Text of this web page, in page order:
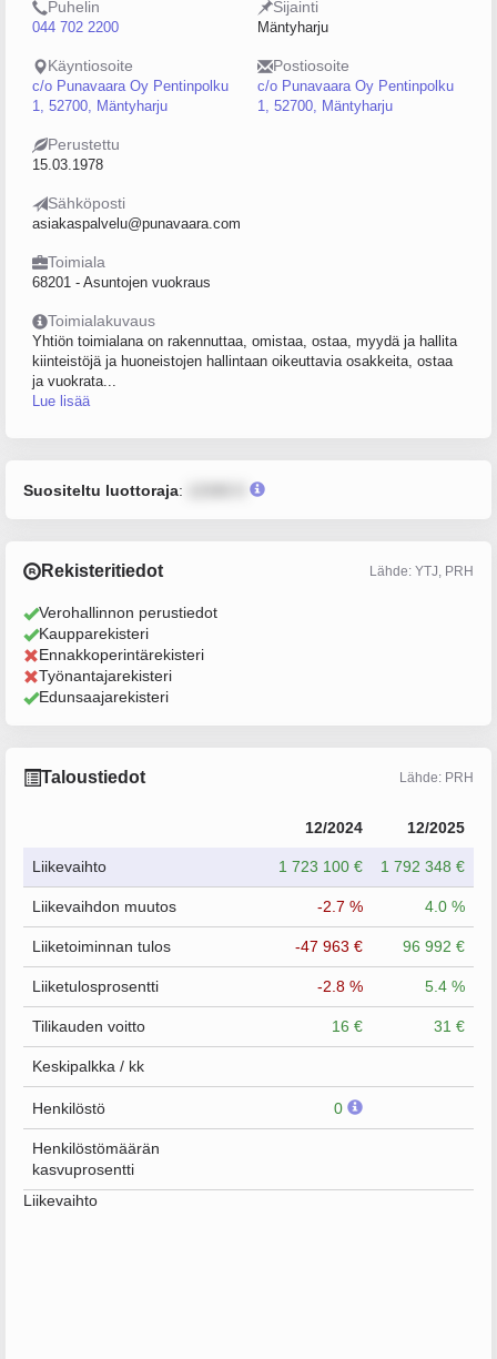
Puhelin
044 702 2200
Sijainti
Mäntyharju
Käyntiosoite
c/o Punavaara Oy Pentinpolku
1, 52700, Mäntyharju
Postiosoite
c/o Punavaara Oy Pentinpolku
1, 52700, Mäntyharju
Perustettu
15.03.1978
Sähköposti
asiakaspalvelu@punavaara.com
Toimiala
68201 - Asuntojen vuokraus
Toimialakuvaus
Yhtiön toimialana on rakennuttaa, omistaa, ostaa, myydä ja hallita
kiinteistöjä ja huoneistojen hallintaan oikeuttavia osakkeita, ostaa
ja vuokrata...
Lue lisää
Suositeltu luottoraja:
Rekisteritiedot Lähde: YTJ, PRH
Verohallinnon perustiedot
Kaupparekisteri
Ennakkoperintärekisteri
Työnantajarekisteri
Edunsaajarekisteri
Taloustiedot Lähde: PRH
12/2024 12/2025
Liikevaihto 1 723 100 € 1 792 348 €
Liikevaihdon muutos -2.7 % 4.0 %
Liiketoiminnan tulos -47 963 € 96 992 €
Liiketulosprosentti -2.8 % 5.4 %
Tilikauden voitto 16 € 31 €
Keskipalkka / kk
Henkilöstö 0
Henkilöstömäärän
kasvuprosentti
Liikevaihto